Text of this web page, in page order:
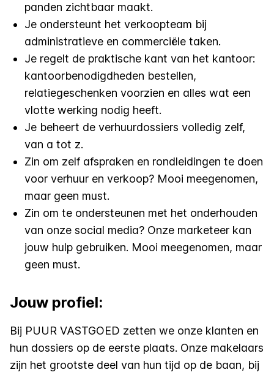
panden zichtbaar maakt.
Je ondersteunt het verkoopteam bij
administratieve en commerciële taken.
Je regelt de praktische kant van het kantoor:
kantoorbenodigdheden bestellen,
relatiegeschenken voorzien en alles wat een
vlotte werking nodig heeft.
Je beheert de verhuurdossiers volledig zelf,
van a tot z.
Zin om zelf afspraken en rondleidingen te doen
voor verhuur en verkoop? Mooi meegenomen,
maar geen must.
Zin om te ondersteunen met het onderhouden
van onze social media? Onze marketeer kan
jouw hulp gebruiken. Mooi meegenomen, maar
geen must.
Jouw profiel:
Bij PUUR VASTGOED zetten we onze klanten en
hun dossiers op de eerste plaats. Onze makelaars
zijn het grootste deel van hun tijd op de baan, bij